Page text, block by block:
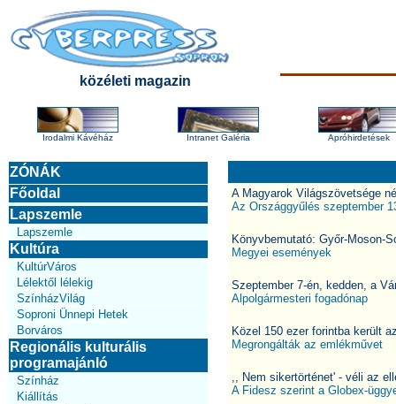
közéleti magazin
Irodalmi Kávéház Intranet Galéria Apróhirdetések
ZÓNÁK
Főoldal
Lapszemle
Lapszemle
Kultúra
KultúrVáros
Lélektől lélekig
SzínházVilág
Soproni Ünnepi Hetek
Borváros
Regionális kulturális
programajánló
Színház
Kiállítás
A Magyarok Világszövetsége
Az Országgyűlés szeptember
Könyvbemutató: Győr-Moson-
Megyei események
Szeptember 7-én, kedden, a
Alpolgármesteri fogadónap
Közel 150 ezer forintba került
Megrongálták az emlékművet
,, Nem sikertörténet' - véli az
A Fidesz szerint a Globex-